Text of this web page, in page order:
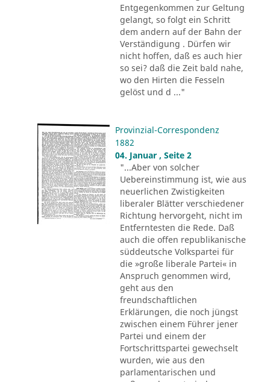
Entgegenkommen zur Geltung
gelangt, so folgt ein Schritt
dem andern auf der Bahn der
Verständigung . Dürfen wir
nicht hoffen, daß es auch hier
so sei? daß die Zeit bald nahe,
wo den Hirten die Fesseln
gelöst und d ..."
Provinzial-Correspondenz
1882
04. Januar , Seite 2
"...Aber von solcher
Uebereinstimmung ist, wie aus
neuerlichen Zwistigkeiten
liberaler Blätter verschiedener
Richtung hervorgeht, nicht im
Entferntesten die Rede. Daß
auch die offen republikanische
süddeutsche Volkspartei für
die »große liberale Partei« in
Anspruch genommen wird,
geht aus den
freundschaftlichen
Erklärungen, die noch jüngst
zwischen einem Führer jener
Partei und einem der
Fortschrittspartei gewechselt
wurden, wie aus den
parlamentarischen und